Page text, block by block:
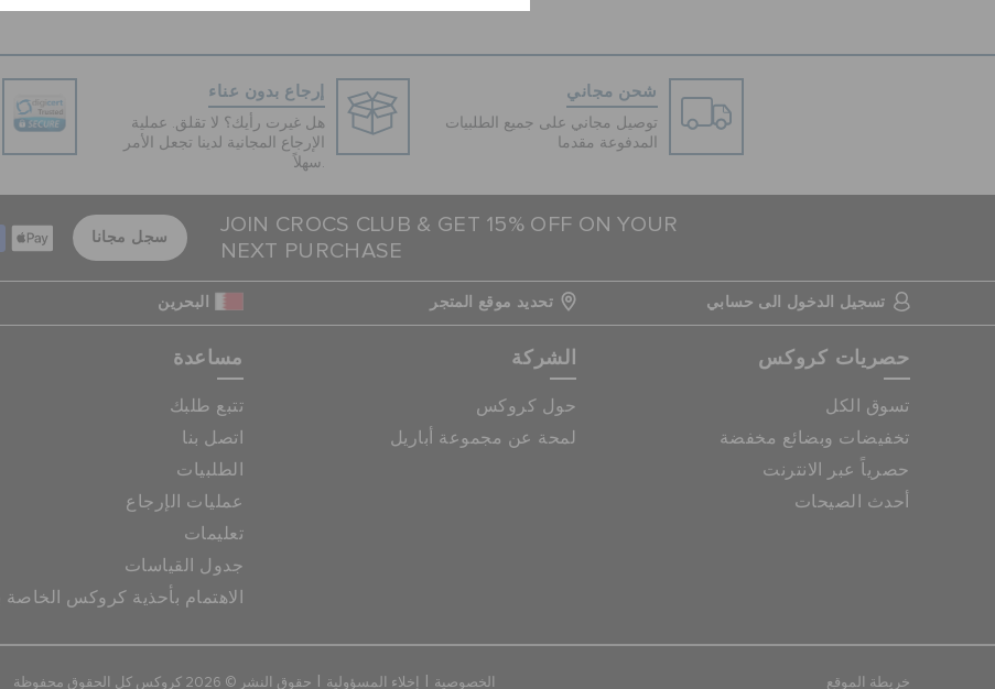
شحن مجاني
توصيل مجاني على جميع الطلبيات
المدفوعة مقدما
إرجاع بدون عناء
هل غيرت رأيك؟ لا تقلق. عملية
الإرجاع المجانية لدينا تجعل الأمر
سهلاً.
JOIN CROCS CLUB & GET 15% OFF ON YOUR
NEXT PURCHASE
سجل مجانا
تسجيل الدخول الى حسابي تحديد موقع المتجر البحرين
حصريات كروكس
تسوق الكل
تخفيضات وبضائع مخفضة
حصرياً عبر الانترنت
أحدث الصيحات
الشركة
حول كروكس
لمحة عن مجموعة أباريل
مساعدة
تتبع طلبك
اتصل بنا
الطلبيات
عمليات الإرجاع
تعليمات
جدول القياسات
الاهتمام بأحذية كروكس الخاصة
خريطة الموقع الخصوصية إخلاء المسؤولية حقوق النشر © 2026 كروكس كل الحقوق محفوظة